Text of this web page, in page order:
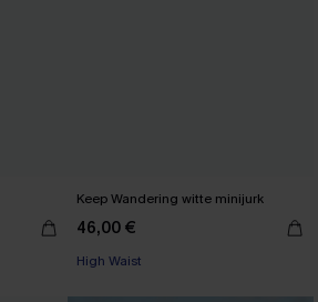
Keep Wandering witte minijurk
46,00 €
High Waist